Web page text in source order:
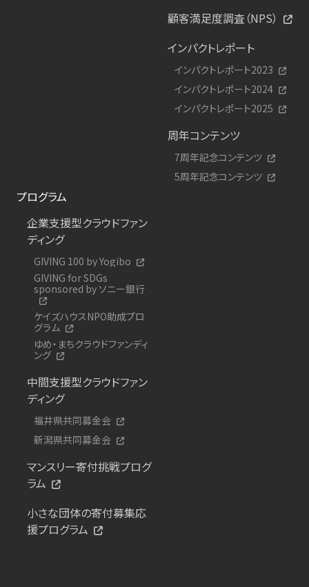
顧客満足度調査（NPS）
インパクトレポート
インパクトレポート2023
インパクトレポート2024
インパクトレポート2025
周年コンテンツ
7周年記念コンテンツ
5周年記念コンテンツ
プログラム
企業支援型クラウドファン
ディング
GIVING 100 by Yogibo
GIVING for SDGs
sponsored by ソニー銀行
ケイズハウスNPO助成プロ
グラム
ゆめ・まちクラウドファンディ
ング
中間支援型クラウドファン
ディング
福井県共同募金会
新潟県共同募金会
マンスリー寄付挑戦プログ
ラム
小さな団体の寄付募集応
援プログラム